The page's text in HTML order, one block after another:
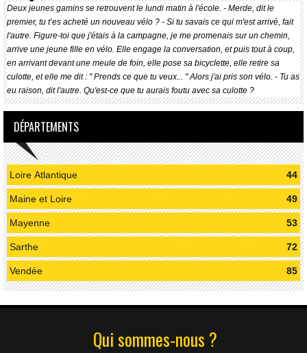
Deux jeunes gamins se retrouvent le lundi matin à l'école. - Merde, dit le
premier, tu t’es acheté un nouveau vélo ? - Si tu savais ce qui m'est arrivé, fait
l'autre. Figure-toi que j'étais à la campagne, je me promenais sur un chemin,
arrive une jeune fille en vélo. Elle engage la conversation, et puis tout à coup,
en arrivant devant une meule de foin, elle pose sa bicyclette, elle retire sa
culotte, et elle me dit : " Prends ce que tu veux... " Alors j'ai pris son vélo. - Tu as
eu raison, dit l'autre. Qu'est-ce que tu aurais foutu avec sa culotte ?
DÉPARTEMENTS
Loire Atlantique 44
Maine et Loire 49
Mayenne 53
Sarthe 72
Vendée 85
Qui sommes-nous ?